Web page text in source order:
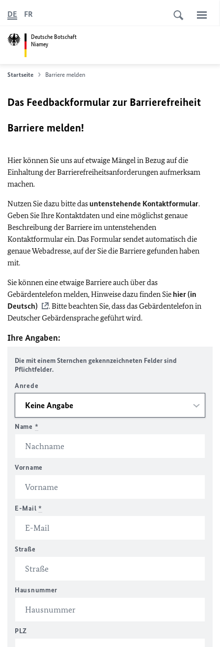
Deutsche Botschaft
Niamey
DE FR
Startseite Barriere melden
Das Feedbackformular zur Barrierefreiheit
Barriere melden!
Hier können Sie uns auf etwaige Mängel in Bezug auf die
Einhaltung der Barrierefreiheitsanforderungen aufmerksam
machen.
Nutzen Sie dazu bitte das untenstehende Kontaktformular.
Geben Sie Ihre Kontaktdaten und eine möglichst genaue
Beschreibung der Barriere im untenstehenden
Kontaktformular ein. Das Formular sendet automatisch die
genaue Webadresse, auf der Sie die Barriere gefunden haben
mit.
Sie können eine etwaige Barriere auch über das
Gebärdentelefon melden, Hinweise dazu finden Sie hier (in
Deutsch)
. Bitte beachten Sie, dass das Gebärdentelefon in
Deutscher Gebärdensprache geführt wird.
Ihre Angaben:
Die mit einem Sternchen gekennzeichneten Felder sind
Pflichtfelder.
Anrede
Name *
Vorname
E-Mail *
Straße
Hausnummer
PLZ